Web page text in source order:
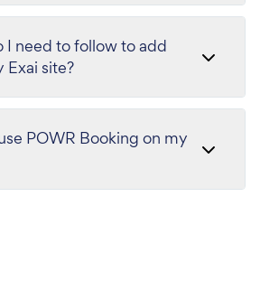
I need to follow to add
Exai site?
POWR Booking on my